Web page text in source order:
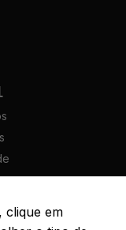
clique em
São
a
com